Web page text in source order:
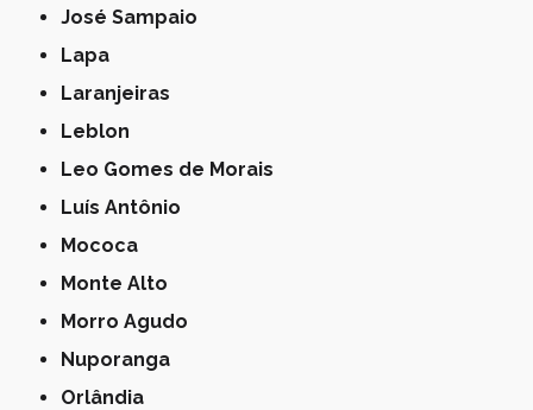
José Sampaio
Lapa
Laranjeiras
Leblon
Leo Gomes de Morais
Luís Antônio
Mococa
Monte Alto
Morro Agudo
Nuporanga
Orlândia